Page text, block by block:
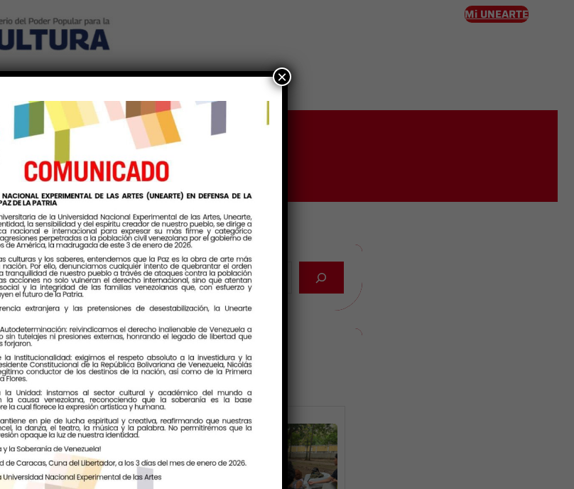
Mi UNEARTE
Ingreso
SalonNacionalDeLasArtes
Últimas Noticias
×